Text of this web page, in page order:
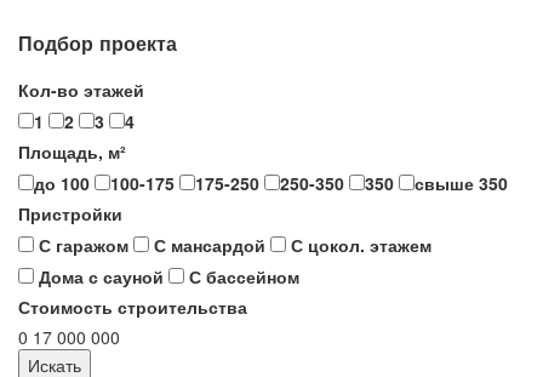
Подбор проекта
Кол-во этажей
1
2 3
4
Площадь, м²
до 100
100-175 175-250 250-350 350
свыше 350
Пристройки
С гаражом
С мансардой
С цокол. этажем
Дома с сауной
С бассейном
Стоимость строительства
0 17 000 000